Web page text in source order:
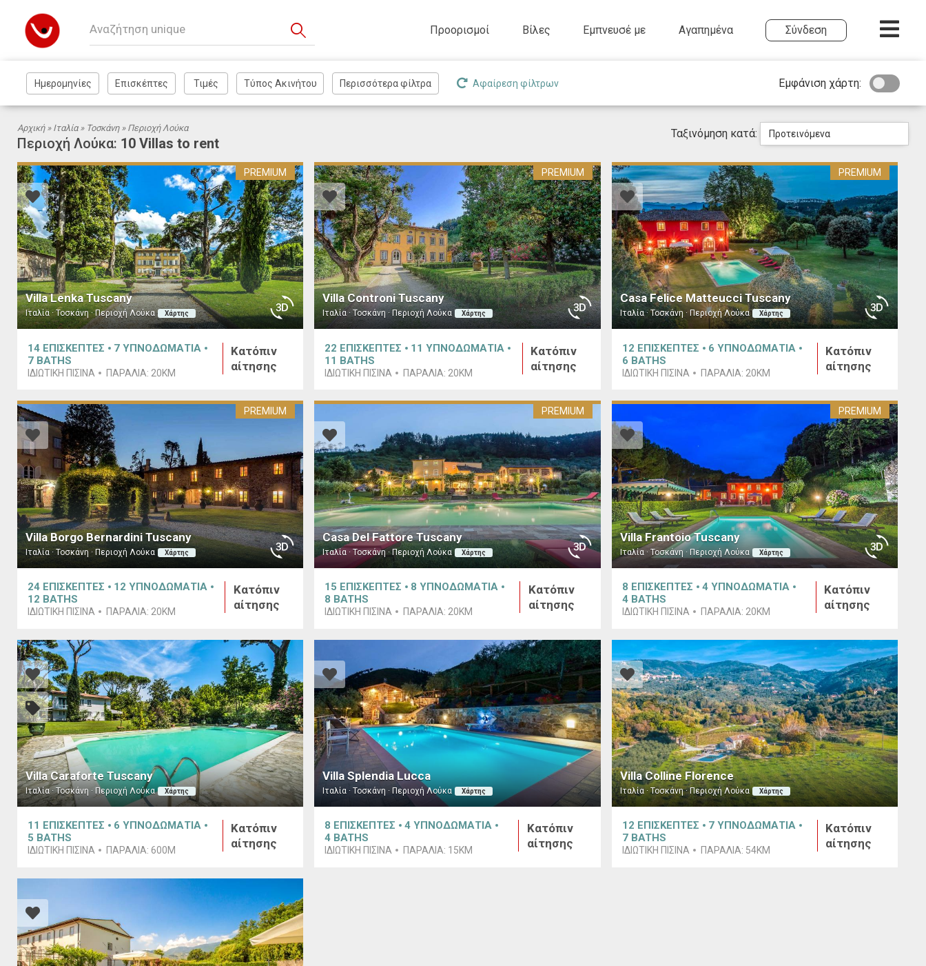
Προορισμοί Βίλες Εμπνευσέ με Αγαπημένα Σύνδεση
Αφαίρεση φίλτρων Εμφάνιση χάρτη:
Αρχική » Ιταλία» Τοσκάνη» Περιοχή Λούκα
Περιοχή Λούκα: 10 Villas to rent
Ταξινόμηση κατά: Προτεινόμενα
Villa Lenka Tuscany
Ιταλία · Τοσκάνη · Περιοχή Λούκα Χάρτης
PREMIUM
14 ΕΠΙΣΚΕΠΤΕΣ 7 ΥΠΝΟΔΩΜΑΤΙΑ
7 BATHS
ΙΔΙΩΤΙΚΗ ΠΙΣΙΝΑ ΠΑΡΑΛΙΑ: 20KM
Κατόπιν
αίτησης
Villa Controni Tuscany
Ιταλία · Τοσκάνη · Περιοχή Λούκα Χάρτης
PREMIUM
22 ΕΠΙΣΚΕΠΤΕΣ 11ΥΠΝΟΔΩΜΑΤΙΑ
11 BATHS
ΙΔΙΩΤΙΚΗ ΠΙΣΙΝΑ ΠΑΡΑΛΙΑ: 20KM
Κατόπιν
αίτησης
Casa Felice Matteucci Tuscany
Ιταλία · Τοσκάνη · Περιοχή Λούκα Χάρτης
PREMIUM
12 ΕΠΙΣΚΕΠΤΕΣ 6 ΥΠΝΟΔΩΜΑΤΙΑ
6 BATHS
ΙΔΙΩΤΙΚΗ ΠΙΣΙΝΑ ΠΑΡΑΛΙΑ: 20KM
Κατόπιν
αίτησης
Villa Borgo Bernardini Tuscany
Ιταλία · Τοσκάνη · Περιοχή Λούκα Χάρτης
PREMIUM
24 ΕΠΙΣΚΕΠΤΕΣ 12 ΥΠΝΟΔΩΜΑΤΙΑ
12 BATHS
ΙΔΙΩΤΙΚΗ ΠΙΣΙΝΑ ΠΑΡΑΛΙΑ: 20KM
Κατόπιν
αίτησης
Casa Del Fattore Tuscany
Ιταλία · Τοσκάνη · Περιοχή Λούκα Χάρτης
PREMIUM
15 ΕΠΙΣΚΕΠΤΕΣ 8ΥΠΝΟΔΩΜΑΤΙΑ
8 BATHS
ΙΔΙΩΤΙΚΗ ΠΙΣΙΝΑ ΠΑΡΑΛΙΑ: 20KM
Κατόπιν
αίτησης
Villa Frantoio Tuscany
Ιταλία · Τοσκάνη · Περιοχή Λούκα Χάρτης
PREMIUM
8 ΕΠΙΣΚΕΠΤΕΣ 4 ΥΠΝΟΔΩΜΑΤΙΑ
4 BATHS
ΙΔΙΩΤΙΚΗ ΠΙΣΙΝΑ ΠΑΡΑΛΙΑ: 20KM
Κατόπιν
αίτησης
Villa Caraforte Tuscany
Ιταλία · Τοσκάνη · Περιοχή Λούκα Χάρτης
11 ΕΠΙΣΚΕΠΤΕΣ 6 ΥΠΝΟΔΩΜΑΤΙΑ
5 BATHS
ΙΔΙΩΤΙΚΗ ΠΙΣΙΝΑ ΠΑΡΑΛΙΑ: 600M
Κατόπιν
αίτησης
Villa Splendia Lucca
Ιταλία · Τοσκάνη · Περιοχή Λούκα Χάρτης
8 ΕΠΙΣΚΕΠΤΕΣ 4ΥΠΝΟΔΩΜΑΤΙΑ
4 BATHS
ΙΔΙΩΤΙΚΗ ΠΙΣΙΝΑ ΠΑΡΑΛΙΑ: 15KM
Κατόπιν
αίτησης
Villa Colline Florence
Ιταλία · Τοσκάνη · Περιοχή Λούκα Χάρτης
12 ΕΠΙΣΚΕΠΤΕΣ 7 ΥΠΝΟΔΩΜΑΤΙΑ
7 BATHS
ΙΔΙΩΤΙΚΗ ΠΙΣΙΝΑ ΠΑΡΑΛΙΑ: 54KM
Κατόπιν
αίτησης